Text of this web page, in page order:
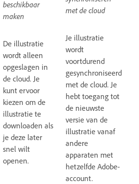
beschikbaar
maken
De illustratie
wordt alleen
opgeslagen in
de cloud. Je
kunt ervoor
kiezen om de
illustratie te
downloaden als
je deze later
snel wilt
openen.
met de cloud
Je illustratie
wordt
voortdurend
gesynchroniseerd
met de cloud. Je
hebt toegang tot
de nieuwste
versie van de
illustratie vanaf
andere
apparaten met
hetzelfde Adobe-
account.